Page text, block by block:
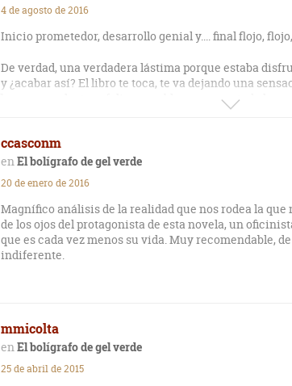
4 de agosto de 2016
Inicio prometedor, desarrollo genial y.... final flojo,
De verdad, una verdadera lástima porque estaba
y ¿acabar así? El libro te toca, te va dejando una
buscas una lectura feliz y amable porque es todo lo
aplastante realidad y te sumerge en una terrible
principal virtud. Estoy seguro de que en muchos
identificados con el personaje protagonista. A pesar
ccasconm
El bolígrafo de gel verde
20 de enero de 2016
Magnífico análisis de la realidad que nos rodea la
de los ojos del protagonista de esta novela, un
que es cada vez menos su vida. Muy recomendable,
indiferente.
mmicolta
El bolígrafo de gel verde
25 de abril de 2015